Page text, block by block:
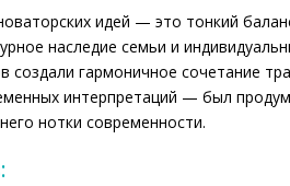
идей — это тонкий
наследие семьи и
создали гармоничное сочетание
интерпретаций — был
нотки современности.